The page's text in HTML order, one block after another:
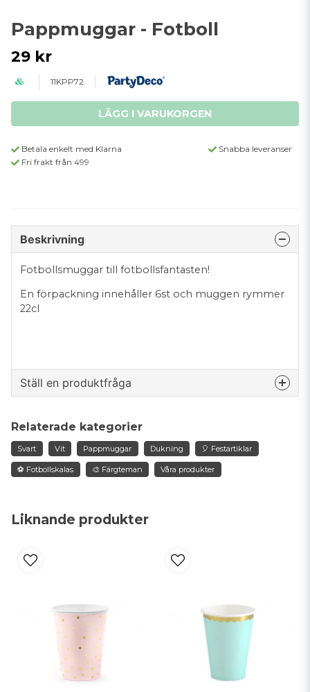
Pappmuggar - Fotboll
29 kr
11KPP72
LÄGG I VARUKORGEN
Betala enkelt med Klarna
Snabba leveranser
Fri frakt från 499
Liknande produkter
Beskrivning
Fotbollsmuggar till fotbollsfantasten!
En förpackning innehåller 6st och muggen rymmer
22cl
Ställ en produktfråga
Fråga oss något om denna produkten...
Ja, ni får publicera min fråga
Relaterade kategorier
Svart Vit Pappmuggar Dukning 🎈 Festartiklar
⚽️ Fotbollskalas 🎨 Färgteman Våra produkter